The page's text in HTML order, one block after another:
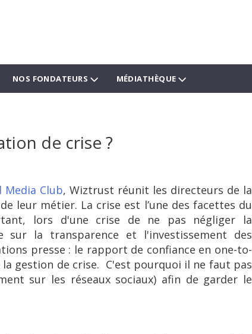
NOS FONDATEURS MÉDIATHÈQUE
de crise ?
Media Club, Wiztrust réunit les directeurs de la
leur métier. La crise est l’une des facettes du
lors d'une crise de ne pas négliger la
la transparence et l'investissement des
presse : le rapport de confiance en one-to-
gestion de crise. C'est pourquoi il ne faut pas
sur les réseaux sociaux) afin de garder le